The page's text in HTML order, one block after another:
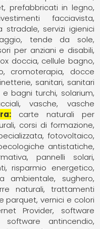
prefabbricati in legno
facciavista
stradale servizi igienici
tende da sole,
per anziani e disabili
doccia cellule bagno
cromoterapia
docce
sanitari sanitari
e bagni turchi solarium,
vasche
vasche
carte naturali per
corsi di formazione
fotovoltaico
antistatiche
pannelli solari
risparmio energetico
ambientale
sughero
naturali
trattamenti
parquet vernici e colori
Provider
software
software antincendio